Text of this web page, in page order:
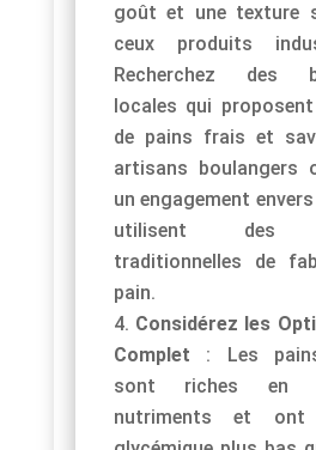
goût et une texture
ceux produits
Recherchez des
locales qui
de pains frais et
artisans boulangers
un engagement
utilisent des
traditionnelles de
pain.
Considérez les
Complet : Les
sont riches en
nutriments et